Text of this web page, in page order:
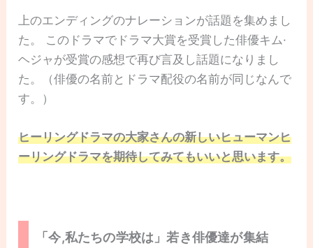
上のエンディングのナレーションが話題を集めまし
た。 このドラマでドラマ大賞を受賞した俳優キム·
ヘジャが受賞の感想で再び言及し話題になりまし
た。（俳優の名前とドラマ配役の名前が同じなんで
す。）
ヒーリングドラマの大家さんの新しいヒューマンヒ
ーリングドラマを期待してみてもいいと思います。
「今,私たちの学校は」若き俳優達が集結